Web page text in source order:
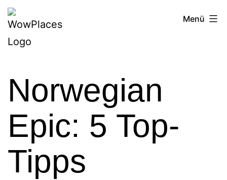
Zum
Inhalt
springen
Reiseblog
WowPlaces.de
Menü
Norwegian
Epic: 5 Top-
Tipps